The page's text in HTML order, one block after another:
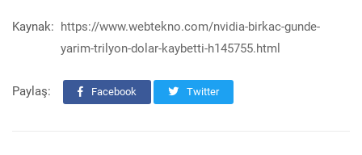
Kaynak: https://www.webtekno.com/nvidia-birkac-gunde-
yarim-trilyon-dolar-kaybetti-h145755.html
Paylaş: Facebook Twitter